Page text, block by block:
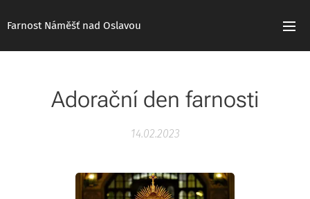
Farnost Náměšť nad Oslavou
Adorační den farnosti
14.02.2023